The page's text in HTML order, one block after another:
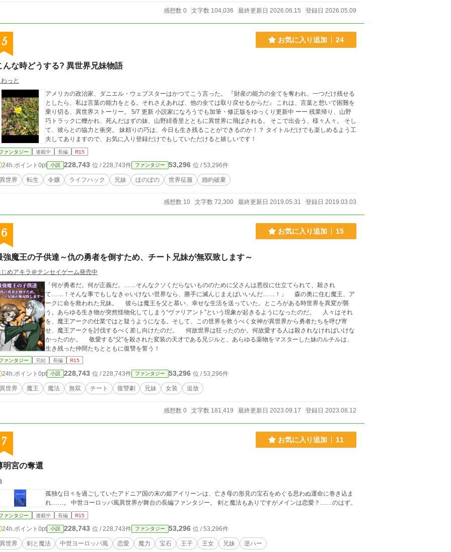
感想数 0 文字数 104,036 最終更新日 2026.06.15 登録日 2026.05.09
5 お気に入り追加 24
んな時どうする? 異世界兄妹物語
っと
アメリカの政治家、ダニエル・ウェブスターはかつてこう言った。 『財産の能力の全てを奪われ、一つだけ残せる
としたら、私は言葉の能力をとる。それさえあれば、他の全ては取り戻せるからだ』 これは、言葉と想いで困難を
乗り切る、異世界ストーリー。 5/7 更新 小説家になろうでも加筆・修正版をゆっくり更新中 ーー 残業帰り、山野
巧トラックに轢かれ、死んだはずの妹、山野緋香里とともに異世界に飛ばされる。 そこで出会う、様々人々。 そし
て、彼らとの協力と衝突。 妹頼りの巧は、今日も生き残ることができるのか！？ タイトルだけでも楽しめるよう工
夫してありますので、お気に入り登録だけでもしていただけると嬉しいです！
ァンタジー 連載中 長編 R15
24h.ポイント 0pt 小説 228,743 位 / 228,743件 ファンタジー 53,296 位 / 53,296件
異世界 転生 令嬢 ライフハック 兄妹 ほのぼの 世界征服 婚約破棄
感想数 10 文字数 72,300 最終更新日 2019.05.31 登録日 2019.03.03
6 お気に入り追加 15
強魔王の子供達～仇の勇者を倒すため、チート兄妹が無双致します～
めアキラ＠テンセイゲーム発売中
「何が勇者だ。何が正義だ。……そんなクソくだらないもののために父さんは悪役に仕立てられて、殺され
て……！そんな事でもしなきゃいけない世界なら、勝手に滅んじまえばいいんだ……！」 森の奥に住む魔王、ア
ークに命を救われた兄妹。 彼らは魔王を父と慕い、幸せな生活を送っていた。ところがある時世界を異変が襲
う。あらゆる生き物が突然怪物化してしまう“ヴァリアント”という現象が起きるようになったのだ。 人々はそれ
を、魔王アークの仕業ではと疑うようになる。そして、この世界を救うべく女神が異世界から勇者たちを呼び寄
せ、魔王アークを討伐するべく差し向けたのだ。 何故世界は狂ったのか。何故愛する人は殺されなければいけな
かったのか。 敬愛する“父”を殺された変装の天才である兄ジルと、あらゆる薬物をマスターした妹のルチルは、
生き残った仲間たちとともに復讐を誓う！
ァンタジー 完結 長編 R15
24h.ポイント 0pt 小説 228,743 位 / 228,743件 ファンタジー 53,296 位 / 53,296件
異世界 魔王 魔法 無双 チート 復讐劇 兄妹 女装 追放
感想数 0 文字数 181,419 最終更新日 2023.09.17 登録日 2023.08.12
7 お気に入り追加 11
明宮の奪還
孤独な日々を過ごしていたアドニア国の末の姫アイリーンは、亡き母の形見の宝石をめぐる思わぬ運命に巻き込ま
れ……。 中世ヨーロッパ風異世界が舞台の長編ファンタジー。 剣と魔法もありですがメインは恋愛？……のはず。
ァンタジー 連載中 長編 R15
24h.ポイント 0pt 小説 228,743 位 / 228,743件 ファンタジー 53,296 位 / 53,296件
異世界 剣と魔法 中世ヨーロッパ風 恋愛 魔力 宝石 王子 王女 兄妹 逆ハー